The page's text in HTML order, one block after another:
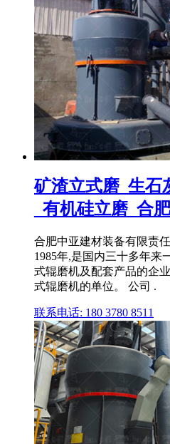
矿渣立式磨_生石
_有机硅立磨_合
合肥中亚建材装备有限责
1985年,是国内三十多年来
式辊磨机及配套产品的企
式辊磨机的单位。 公司 .
联系电话: 180 3780 8511